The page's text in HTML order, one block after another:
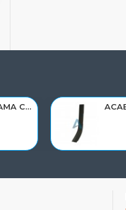
ACABAMENTO PARALAMA CABINE SCANIA NTG P/G/R/S LE PARTE TRAS 2297995